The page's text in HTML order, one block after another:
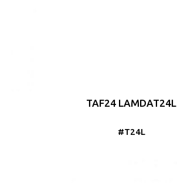
TAF24 LAMDAT24L
#T24L